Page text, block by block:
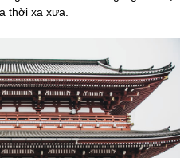
thời xa xưa.